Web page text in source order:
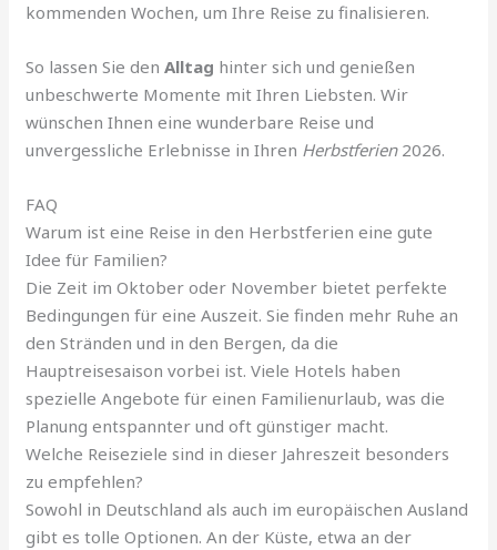
kommenden Wochen, um Ihre Reise zu finalisieren.
So lassen Sie denAlltag hinter sich und genießen
unbeschwerte Momente mit Ihren Liebsten. Wir
wünschen Ihnen eine wunderbare Reise und
unvergessliche Erlebnisse in Ihren Herbstferien2026.
FAQ
Warum ist eine Reise in den Herbstferien eine gute
Idee für Familien?
Die Zeit im Oktober oder November bietet perfekte
Bedingungen für eine Auszeit. Sie finden mehr Ruhe an
den Stränden und in den Bergen, da die
Hauptreisesaison vorbei ist. Viele Hotels haben
spezielle Angebote für einen Familienurlaub, was die
Planung entspannter und oft günstiger macht.
Welche Reiseziele sind in dieser Jahreszeit besonders
zu empfehlen?
Sowohl in Deutschland als auch im europäischen Ausland
gibt es tolle Optionen. An der Küste, etwa an der